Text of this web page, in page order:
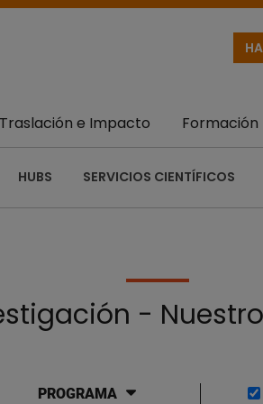
HUBS SERVICIOS CIENTÍFICOS
Traslación e Impacto Formación
-
PROGRAMA